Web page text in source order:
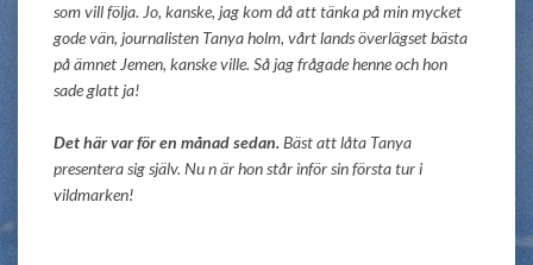
som vill följa. Jo, kanske, jag kom då att tänka på min mycket
gode vän, journalisten Tanya holm, vårt lands överlägset bästa
på ämnet Jemen, kanske ville. Så jag frågade henne och hon
sade glatt ja!
Det här var för en månad sedan.Bäst att låta Tanya
presentera sig själv. Nu n är hon står inför sin första tur i
vildmarken!